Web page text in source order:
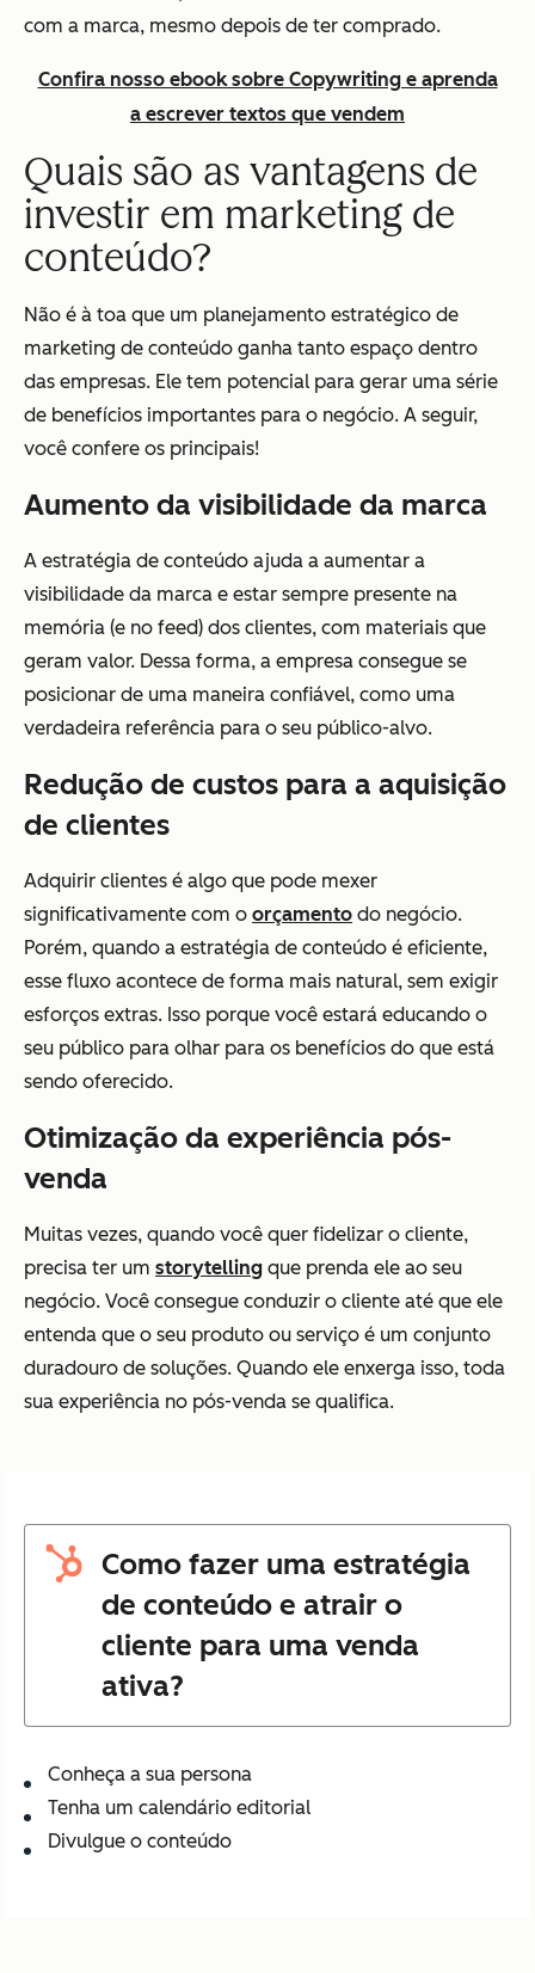
com a marca, mesmo depois de ter comprado.
Confira nosso ebook sobre Copywriting e aprenda
a escrever textos que vendem
Quais são as vantagens de
investir em marketing de
conteúdo?
Não é à toa que um planejamento estratégico de
marketing de conteúdo ganha tanto espaço dentro
das empresas. Ele tem potencial para gerar uma série
de benefícios importantes para o negócio. A seguir,
você confere os principais!
Aumento da visibilidade da marca
A estratégia de conteúdo ajuda a aumentar a
visibilidade da marca e estar sempre presente na
memória (e no feed) dos clientes, com materiais que
geram valor. Dessa forma, a empresa consegue se
posicionar de uma maneira confiável, como uma
verdadeira referência para o seu público-alvo.
Redução de custos para a aquisição
de clientes
Adquirir clientes é algo que pode mexer
significativamente com o orçamento do negócio.
Porém, quando a estratégia de conteúdo é eficiente,
esse fluxo acontece de forma mais natural, sem exigir
esforços extras. Isso porque você estará educando o
seu público para olhar para os benefícios do que está
sendo oferecido.
Otimização da experiência pós-
venda
Muitas vezes, quando você quer fidelizar o cliente,
precisa ter um storytelling que prenda ele ao seu
negócio. Você consegue conduzir o cliente até que ele
entenda que o seu produto ou serviço é um conjunto
duradouro de soluções. Quando ele enxerga isso, toda
sua experiência no pós-venda se qualifica.
Como fazer uma estratégia
de conteúdo e atrair o
cliente para uma venda
ativa?
Conheça a sua persona
Tenha um calendário editorial
Divulgue o conteúdo